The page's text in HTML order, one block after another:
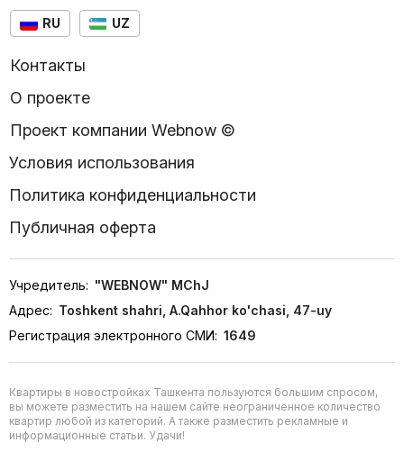
RU UZ
Контакты
О проекте
Проект компании Webnow ©
Условия использования
Политика конфиденциальности
Публичная оферта
Учредитель: "WEBNOW" MChJ
Адрес: Toshkent shahri, A.Qahhor ko'chasi, 47-uy
Регистрация электронного СМИ: 1649
Квартиры в новостройках Ташкента пользуются большим спросом,
вы можете разместить на нашем сайте неограниченное количество
квартир любой из категорий. А также разместить рекламные и
информационные статьи. Удачи!